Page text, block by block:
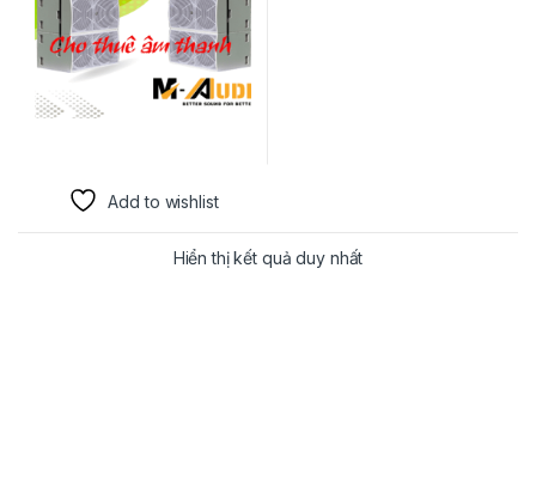
Add to wishlist
Hiển thị kết quả duy nhất